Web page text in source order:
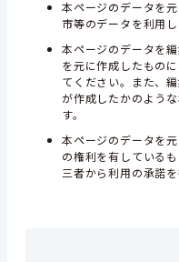
本ページのデータを
市等のデータを利用
本ページのデータを
を元に作成したもの
てください。また、
が作成したかのよう
す。
本ページのデータを
の権利を有している
三者から利用の承諾を